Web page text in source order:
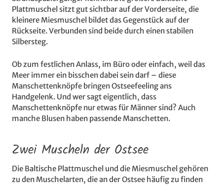
Plattmuschel sitzt gut sichtbar auf der Vorderseite, die
kleinere Miesmuschel bildet das Gegenstück auf der
Rückseite. Verbunden sind beide durch einen stabilen
Silbersteg.
Ob zum festlichen Anlass, im Büro oder einfach, weil das
Meer immer ein bisschen dabei sein darf – diese
Manschettenknöpfe bringen Ostseefeeling ans
Handgelenk. Und wer sagt eigentlich, dass
Manschettenknöpfe nur etwas für Männer sind? Auch
manche Blusen haben passende Manschetten.
Zwei Muscheln der Ostsee
Die Baltische Plattmuschel und die Miesmuschel gehören
zu den Muschelarten, die an der Ostsee häufig zu finden